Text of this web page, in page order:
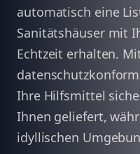
automatisch eine
Sanitätshäuser mit
Echtzeit erhalten.
Ihre Hilfsmittel
Ihnen geliefert,
idyllischen